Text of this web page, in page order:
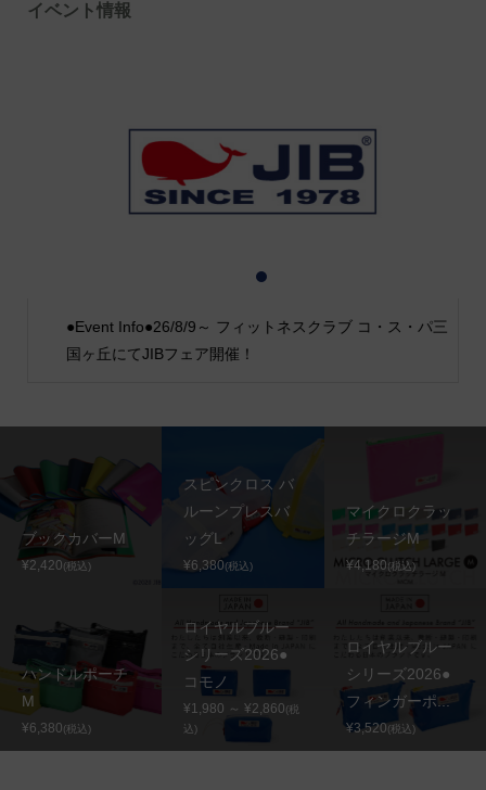
イベント情報
●Event Info●26/8/9～ フィットネスクラブ コ・ス・パ三
国ヶ丘にてJIBフェア開催！
3
ブックカバーM
¥2,420(税込)
スピンクロス バ
ルーンプレスバ
ッグL
¥6,380(税込)
マイクロクラッ
チラージM
¥4,180(税込)
ハンドルポーチ
M
¥6,380(税込)
ロイヤルブルー
シリーズ2026●
コモノ
¥1,980 ～ ¥2,860(税
込)
ロイヤルブルー
シリーズ2026●
フィンガーポ...
¥3,520(税込)